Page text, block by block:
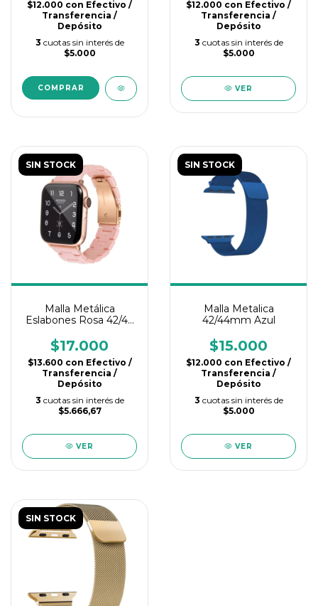
$12.000 con Efectivo /
Transferencia /
Depósito
3 cuotas sin interés de
$5.000
$12.000 con Efectivo /
Transferencia /
Depósito
3 cuotas sin interés de
$5.000
VER
SIN STOCK
Malla Metálica
Eslabones Rosa 42/44
$17.000
$13.600 con Efectivo /
Transferencia /
Depósito
3 cuotas sin interés de
$5.666,67
VER
SIN STOCK
Malla Metalica
42/44mm Azul
$15.000
$12.000 con Efectivo /
Transferencia /
Depósito
3 cuotas sin interés de
$5.000
VER
SIN STOCK